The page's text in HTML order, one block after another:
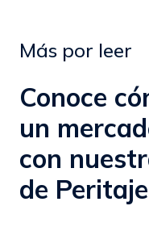
Más por leer
Conoce
un
con
de